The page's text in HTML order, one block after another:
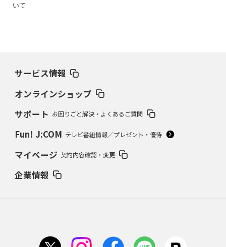
いて
サービス情報
オンラインショップ
サポート お困りごと解決・よくあるご質問
Fun! J:COM テレビ番組情報／プレゼント・優待
マイページ 契約内容確認・変更
企業情報